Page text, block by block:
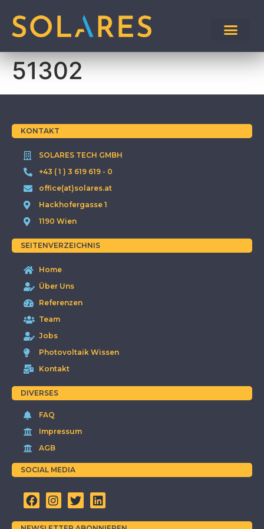
51302
KONTAKT
SOLARES TECH GMBH
+43 ( 1 ) 3 619 619 - 0
office(at)solares.at
Hackhofergasse 1
1190 Wien
SEITENVERZEICHNIS
Home
Über Uns
Referenzen
Team
Jobs
Photovoltaik Wissen
Kontakt
DIVERSES
FAQ
Impressum
AGB
SOCIAL MEDIA